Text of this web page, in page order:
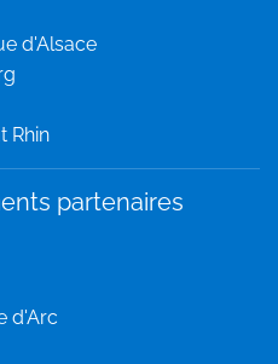
d'Alsace
Rhin
partenaires
d'Arc